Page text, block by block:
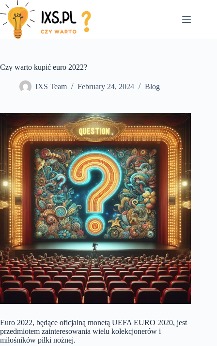
Skip
to
content
Czy warto kupić euro 2022?
IXS Team February 24, 2024 Blog
Euro 2022, będące oficjalną monetą UEFA EURO 2020, jest
przedmiotem zainteresowania wielu kolekcjonerów i
miłośników piłki nożnej.